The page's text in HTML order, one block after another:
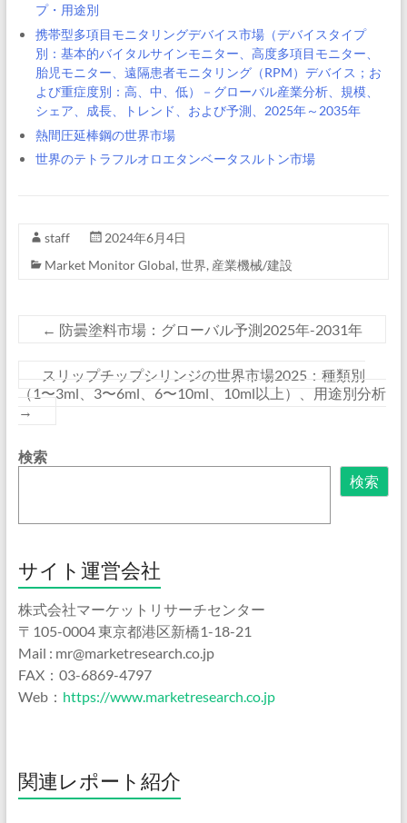
プ・用途別
携帯型多項目モニタリングデバイス市場（デバイスタイプ
別：基本的バイタルサインモニター、高度多項目モニター、
胎児モニター、遠隔患者モニタリング（RPM）デバイス；お
よび重症度別：高、中、低）－グローバル産業分析、規模、
シェア、成長、トレンド、および予測、2025年～2035年
熱間圧延棒鋼の世界市場
世界のテトラフルオロエタンベータスルトン市場
staff
2024年6月4日
Market Monitor Global, 世界, 産業機械/建設
← 防曇塗料市場：グローバル予測2025年-2031年
スリップチップシリンジの世界市場2025：種類別
（1〜3ml、3〜6ml、6〜10ml、10ml以上）、用途別分析
→
検索
検索
サイト運営会社
株式会社マーケットリサーチセンター
〒105-0004 東京都港区新橋1-18-21
Mail : mr@marketresearch.co.jp
FAX：03-6869-4797
Web： https://www.marketresearch.co.jp
関連レポート紹介